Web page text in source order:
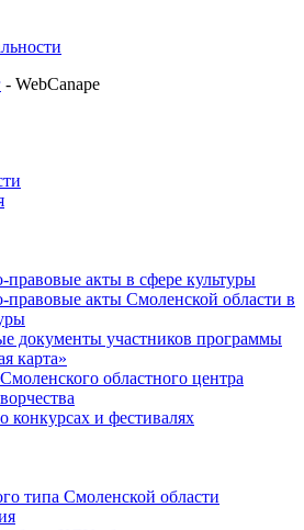
- WebCanape
акты в сфере культуры
акты Смоленской области в
документы участников программы
карта»
областного центра
конкурсах и фестивалях
типа Смоленской области